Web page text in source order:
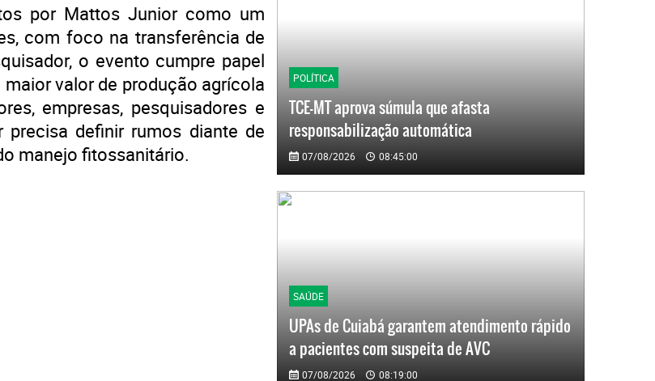
por Mattos Junior como um
com foco na transferência de
o evento cumpre papel
valor de produção agrícola
empresas, pesquisadores e
definir rumos diante de
manejo fitossanitário.
POLÍTICA
TCE-MT aprova súmula que afasta
responsabilização automática
07/08/2026 08:45:00
SAÚDE
UPAs de Cuiabá garantem atendimento rápido
a pacientes com suspeita de AVC
07/08/2026 08:19:00